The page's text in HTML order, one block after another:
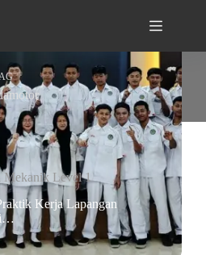
Mekanik Level 1
Kerja Lapangan